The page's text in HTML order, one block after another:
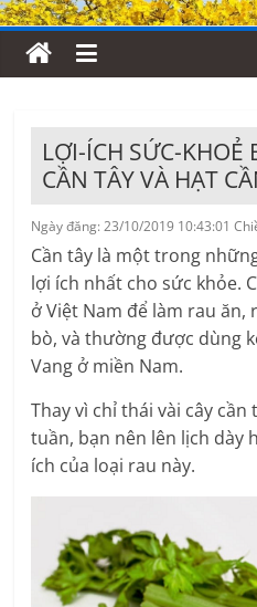
LỢI-ÍCH SỨC-KHOẺ
CẦN TÂY VÀ HẠT
Ngày đăng: 23/10/2019 10:43:01
Cần tây là một trong
lợi ích nhất cho sức khỏe.
ở Việt Nam để làm rau
bò, và thường được dùng
Vang ở miền Nam.
Thay vì chỉ thái vài cây
tuần, bạn nên lên lịch dày
ích của loại rau này.